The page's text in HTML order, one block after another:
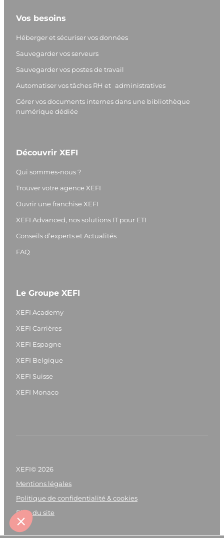
Vos besoins
Héberger et sécuriser vos données
Sauvegarder vos serveurs
Sauvegarder vos postes de travail
Automatiser vos tâches RH et administratives
Gérer vos documents internes dans une bibliothèque
numérique dédiée
Découvrir XEFI
Qui sommes-nous ?
Trouver votre agence XEFI
Ouvrir une franchise XEFI
XEFI Advanced, nos solutions IT pour ETI
Conseils d’experts et Actualités
FAQ
Le Groupe XEFI
XEFI Academy
XEFI Carrières
XEFI Espagne
XEFI Belgique
XEFI Suisse
XEFI Monaco
XEFI© 2026
Mentions légales
Politique de confidentialité & cookies
Plan du site